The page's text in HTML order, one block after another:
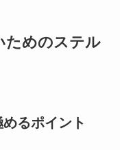
ためのステル
るポイント